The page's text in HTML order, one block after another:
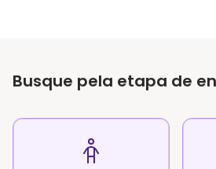
Busque pela etapa de